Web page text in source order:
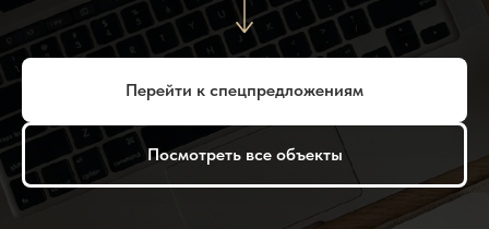
Перейти к спецпредложениям
Посмотреть все объекты